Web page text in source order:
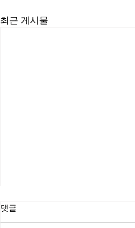
최근 게시물
길요나 목사
“한계를 넘어서는 인생을 살라” (삼
댓글